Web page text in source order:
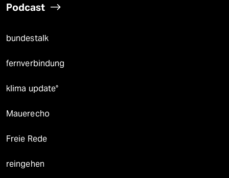
Podcast
bundestalk
fernverbindung
klima update°
Mauerecho
Freie Rede
reingehen